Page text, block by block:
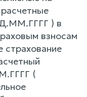
) в
взносам
страхование
(